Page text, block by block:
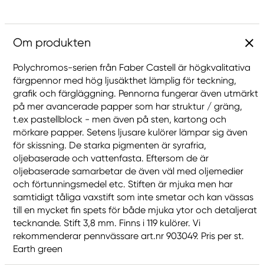
Om produkten
Polychromos-serien från Faber Castell är högkvalitativa
färgpennor med hög ljusäkthet lämplig för teckning,
grafik och färgläggning. Pennorna fungerar även utmärkt
på mer avancerade papper som har struktur / gräng,
t.ex pastellblock - men även på sten, kartong och
mörkare papper. Setens ljusare kulörer lämpar sig även
för skissning. De starka pigmenten är syrafria,
oljebaserade och vattenfasta. Eftersom de är
oljebaserade samarbetar de även väl med oljemedier
och förtunningsmedel etc. Stiften är mjuka men har
samtidigt tåliga vaxstift som inte smetar och kan vässas
till en mycket fin spets för både mjuka ytor och detaljerat
tecknande. Stift 3,8 mm. Finns i 119 kulörer. Vi
rekommenderar pennvässare art.nr 903049. Pris per st.
Earth green